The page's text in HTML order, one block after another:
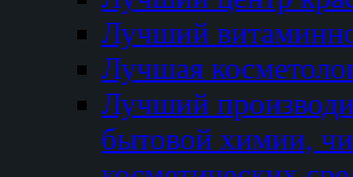
Лучший
Лучшая
Лучший
бытовой химии,